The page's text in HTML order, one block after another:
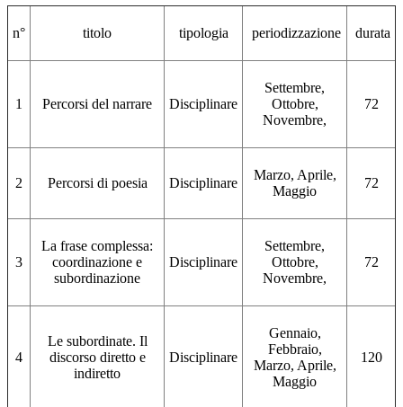
n° titolo tipologia periodizzazione durata
1 Percorsi del narrare Disciplinare
Settembre,
Ottobre,
Novembre,
72
2 Percorsi di poesia Disciplinare
Marzo, Aprile,
Maggio
72
3
La frase complessa:
coordinazione e
subordinazione
Disciplinare
Settembre,
Ottobre,
Novembre,
72
4
Le subordinate. Il
discorso diretto e
indiretto
Disciplinare
Gennaio,
Febbraio,
Marzo, Aprile,
Maggio
120